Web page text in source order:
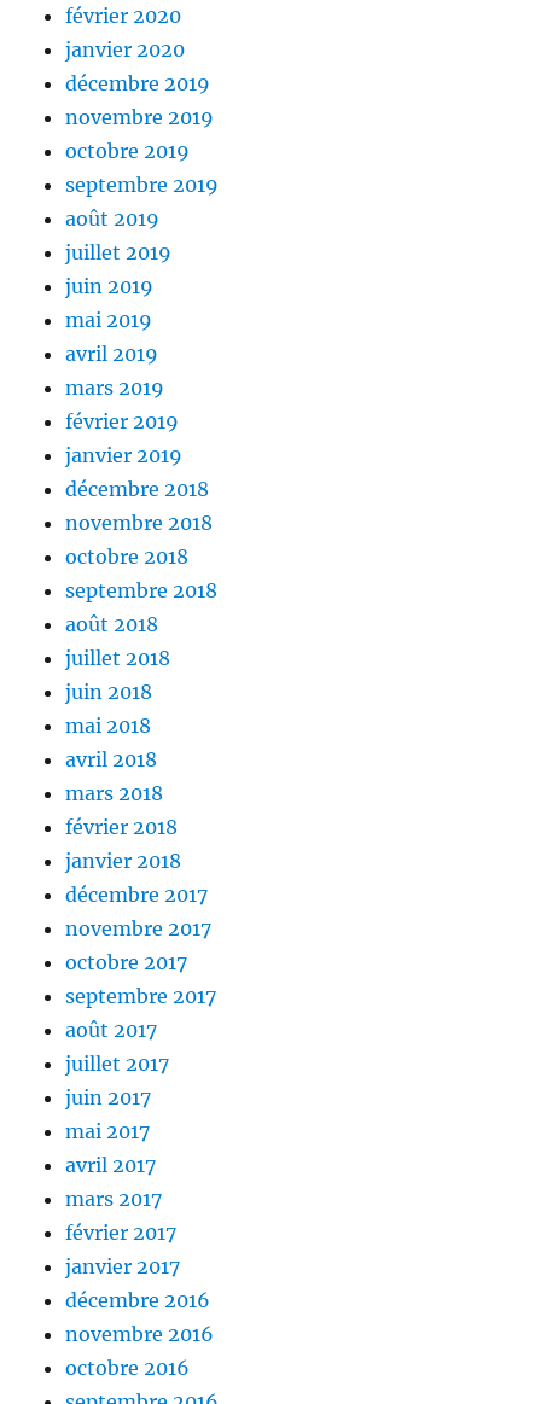
février 2020
janvier 2020
décembre 2019
novembre 2019
octobre 2019
septembre 2019
août 2019
juillet 2019
juin 2019
mai 2019
avril 2019
mars 2019
février 2019
janvier 2019
décembre 2018
novembre 2018
octobre 2018
septembre 2018
août 2018
juillet 2018
juin 2018
mai 2018
avril 2018
mars 2018
février 2018
janvier 2018
décembre 2017
novembre 2017
octobre 2017
septembre 2017
août 2017
juillet 2017
juin 2017
mai 2017
avril 2017
mars 2017
février 2017
janvier 2017
décembre 2016
novembre 2016
octobre 2016